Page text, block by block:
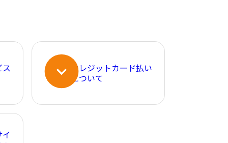
クレジットカード払い
について